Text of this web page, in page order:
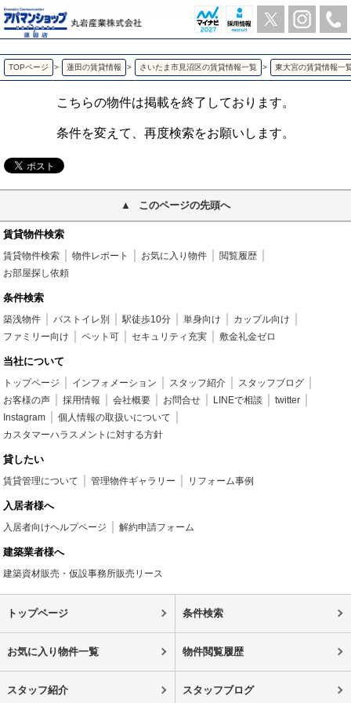
ウェヌスＳＴ 東大宮の1K賃貸アパート | アパマンショップ蓮田店-丸岩産業株式会社-
TOPページ > 蓮田の賃貸情報 > さいたま市見沼区の賃貸情報一覧 > 東大宮の賃貸情報一
こちらの物件は掲載を終了しております。
条件を変えて、再度検索をお願いします。
このページの先頭へ
賃貸物件検索
賃貸物件検索 物件レポート お気に入り物件
閲覧履歴
お部屋探し依頼
条件検索
築浅物件 バストイレ別 駅徒歩10分 単身向け
カップル向け
ファミリー向け
ペット可 セキュリティ充実 敷金礼金ゼロ
当社について
トップページ インフォメーション スタッフ紹介
スタッフブログ
お客様の声
採用情報 会社概要 お問合せ LINEで相談
twitter
Instagram
個人情報の取扱いについて
カスタマーハラスメントに対する方針
貸したい
賃貸管理について 管理物件ギャラリー リフォーム事例
入居者様へ
入居者向けヘルプページ 解約申請フォーム
建築業者様へ
建築資材販売・仮設事務所販売リース
トップページ 条件検索
お気に入り物件一覧 物件閲覧履歴
スタッフ紹介 スタッフブログ